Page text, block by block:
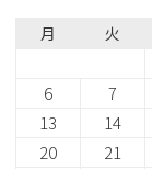
月 火
6
7
13
14
20
21